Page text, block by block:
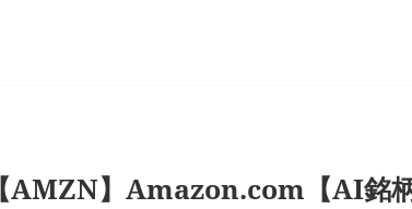
【AMZN】Amazon.com【AI銘